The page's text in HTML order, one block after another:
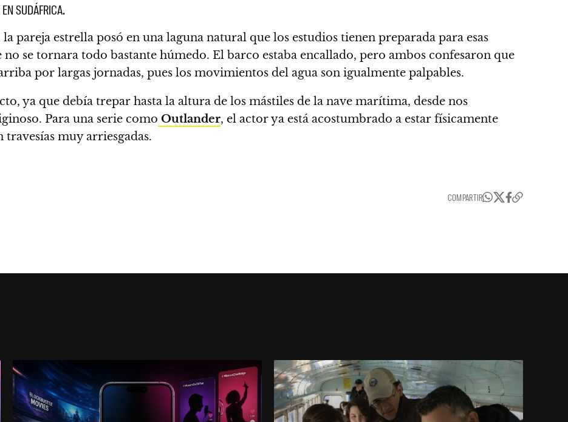
SUDÁFRICA.
pareja estrella posó en una laguna natural que los estudios tienen preparada para esas
se tornara todo bastante húmedo. El barco estaba encallado, pero ambos confesaron que
por largas jornadas, pues los movimientos del agua son igualmente palpables.
ya que debía trepar hasta la altura de los mástiles de la nave marítima, desde nos
Para una serie como Outlander, el actor ya está acostumbrado a estar físicamente
travesías muy arriesgadas.
COMPARTIR